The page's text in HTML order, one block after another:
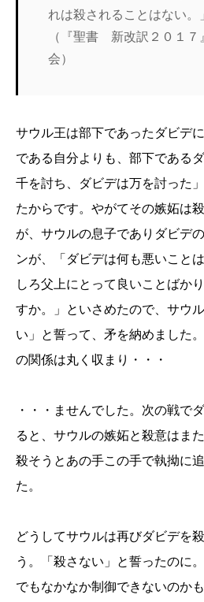
れは殺されることはない。
（『聖書 新改訳２０１７
会）
サウル王は部下であったダビデ
である自分よりも、部下である
千を討ち、ダビデは万を討った
たからです。やがてその嫉妬は
が、サウルの息子でありダビデ
ンが、「ダビデは何も悪いこと
しろ父上にとって良いことばか
すか。」といさめたので、サウ
い」と誓って、矛を納めました
の関係は丸く収まり・・・
・・・ませんでした。次の戦で
ると、サウルの嫉妬と殺意はま
殺そうとあの手この手で執拗に
た。
どうしてサウルは再びダビデを
う。「殺さない」と誓ったのに
でもなかなか制御できないのか